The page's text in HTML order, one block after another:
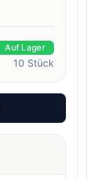
Auf Lager
10 Stück